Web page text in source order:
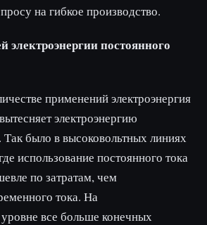
на гибкое производство.
электроэнергии постоянного
применений электроэнергия
электроэнергию
Так было в высоковольтных линиях
использование постоянного тока
по затратам, чем
тока. На
все больше конечных